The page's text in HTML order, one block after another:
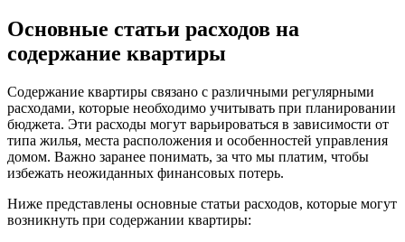
Основные статьи расходов на
содержание квартиры
Содержание квартиры связано с различными регулярными
расходами, которые необходимо учитывать при планировании
бюджета. Эти расходы могут варьироваться в зависимости от
типа жилья, места расположения и особенностей управления
домом. Важно заранее понимать, за что мы платим, чтобы
избежать неожиданных финансовых потерь.
Ниже представлены основные статьи расходов, которые могут
возникнуть при содержании квартиры: